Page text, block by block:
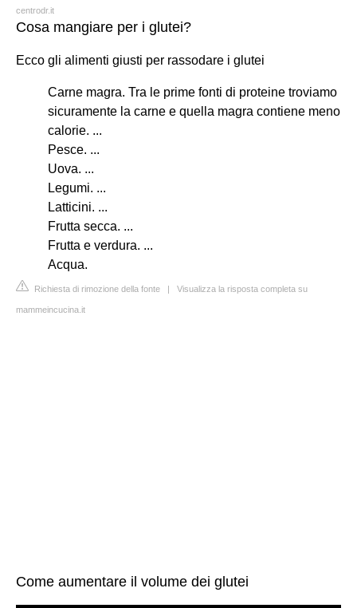
centrodr.it
Cosa mangiare per i glutei?
Ecco gli alimenti giusti per rassodare i glutei
Carne magra. Tra le prime fonti di proteine troviamo
sicuramente la carne e quella magra contiene meno
calorie. ...
Pesce. ...
Uova. ...
Legumi. ...
Latticini. ...
Frutta secca. ...
Frutta e verdura. ...
Acqua.
Richiesta di rimozione della fonte | Visualizza la risposta completa su
mammeincucina.it
Come aumentare il volume dei glutei